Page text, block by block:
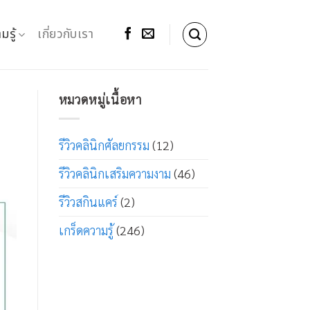
รู้ เกี่ยวกับเรา
หมวดหมู่เนื้อหา
รีวิวคลินิกศัลยกรรม (12)
รีวิวคลินิกเสริมความงาม (46)
รีวิวสกินแคร์ (2)
เกร็ดความรู้(246)